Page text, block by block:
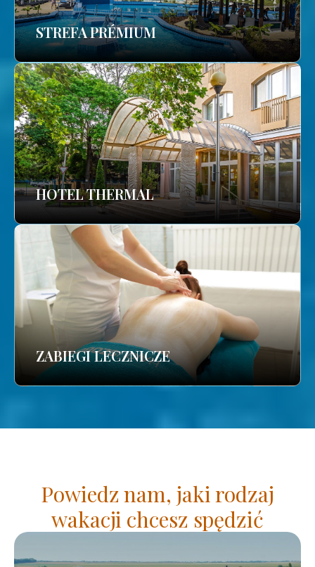
STREFA PRÉMIUM
HOTEL THERMAL
ZABIEGI LECZNICZE
Powiedz nam, jaki rodzaj
wakacji chcesz spędzić